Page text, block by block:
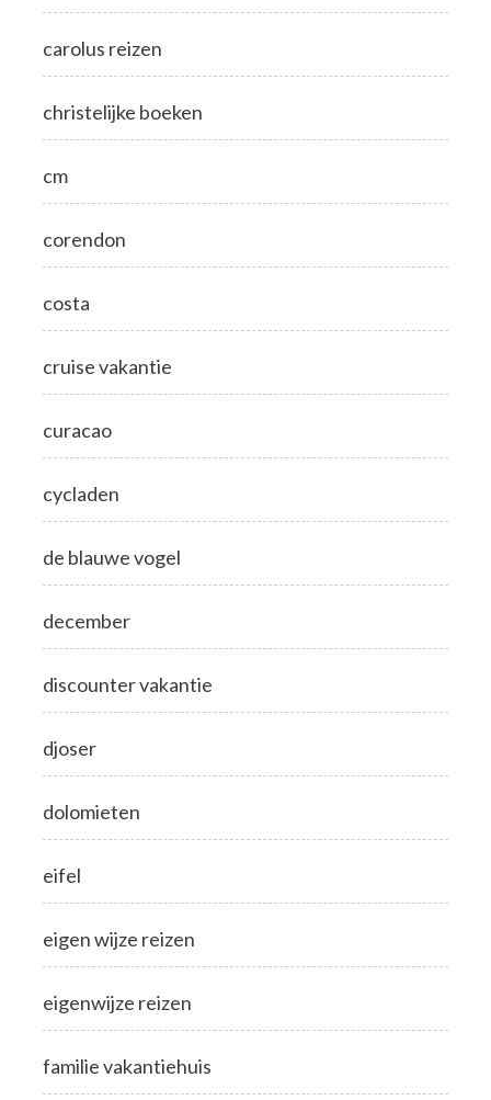
carolus reizen
christelijke boeken
cm
corendon
costa
cruise vakantie
curacao
cycladen
de blauwe vogel
december
discounter vakantie
djoser
dolomieten
eifel
eigen wijze reizen
eigenwijze reizen
familie vakantiehuis